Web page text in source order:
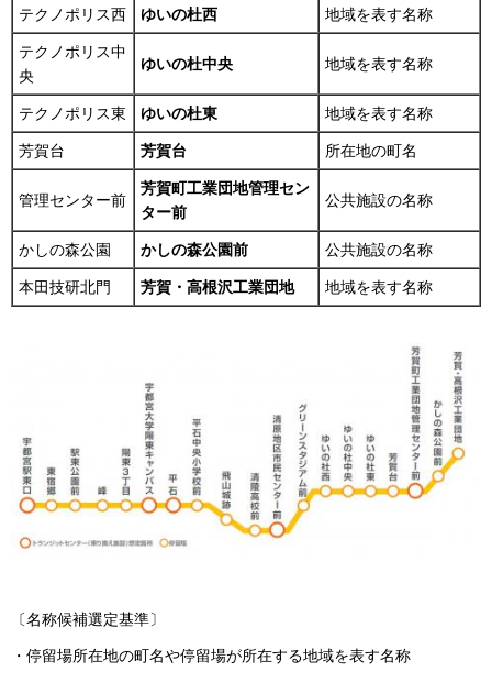
テクノポリス西 ゆいの杜西 地域を表す名称
テクノポリス中
央
ゆいの杜中央 地域を表す名称
テクノポリス東 ゆいの杜東 地域を表す名称
芳賀台 芳賀台 所在地の町名
管理センター前
芳賀町工業団地管理セン
ター前
公共施設の名称
かしの森公園 かしの森公園前 公共施設の名称
本田技研北門 芳賀・高根沢工業団地 地域を表す名称
〔名称候補選定基準〕
・停留場所在地の町名や停留場が所在する地域を表す名称